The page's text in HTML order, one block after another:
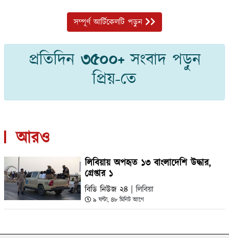
সম্পূর্ণ আর্টিকেলটি পড়ুন
প্রতিদিন ৩৫০০+সংবাদ পড়ুন
প্রিয়-তে
আরও
লিবিয়ায় অপহৃত ১৩ বাংলাদেশি উদ্ধার,
গ্রেপ্তার ১
বিডি নিউজ ২৪ | লিবিয়া
৯ ঘণ্টা, ৪৮ মিনিট আগে